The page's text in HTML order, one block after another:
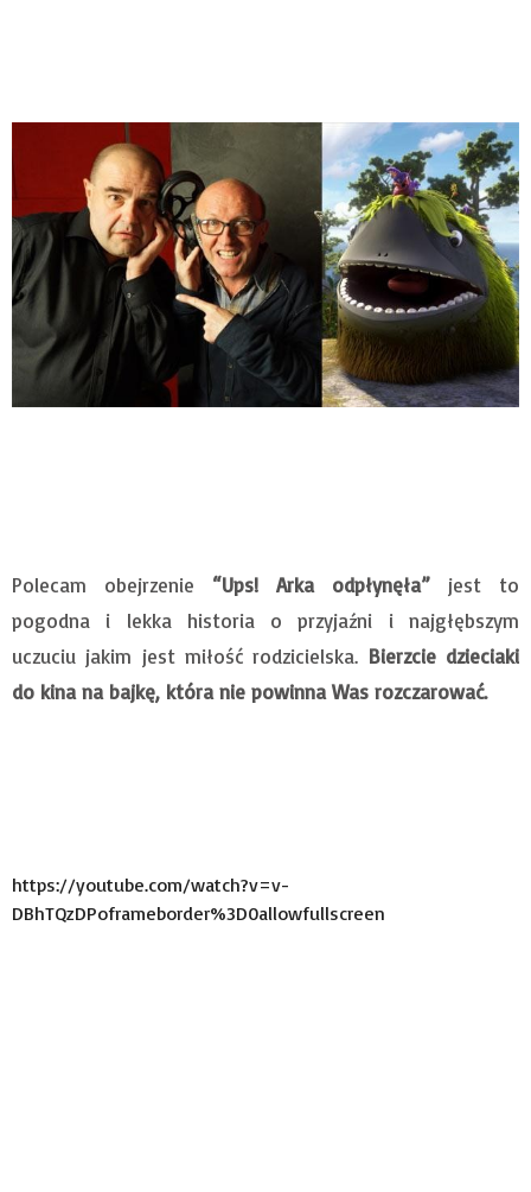
Polecam obejrzenie “Ups! Arka odpłynęła” jest to
pogodna i lekka historia o przyjaźni i najgłębszym
uczuciu jakim jest miłość rodzicielska. Bierzcie dzieciaki
do kina na bajkę, która nie powinna Was rozczarować.
https://youtube.com/watch?v=v-
DBhTQzDPoframeborder%3D0allowfullscreen